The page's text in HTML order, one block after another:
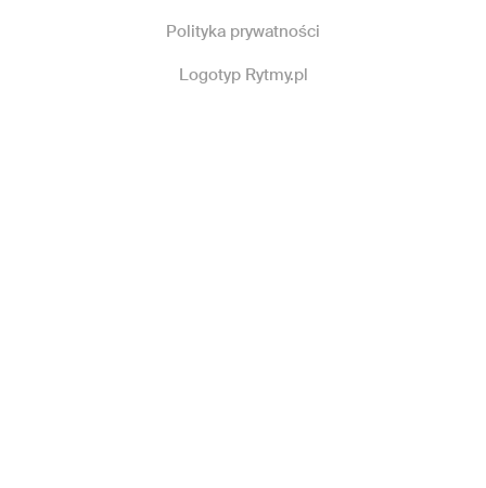
Polityka prywatności
Logotyp Rytmy.pl